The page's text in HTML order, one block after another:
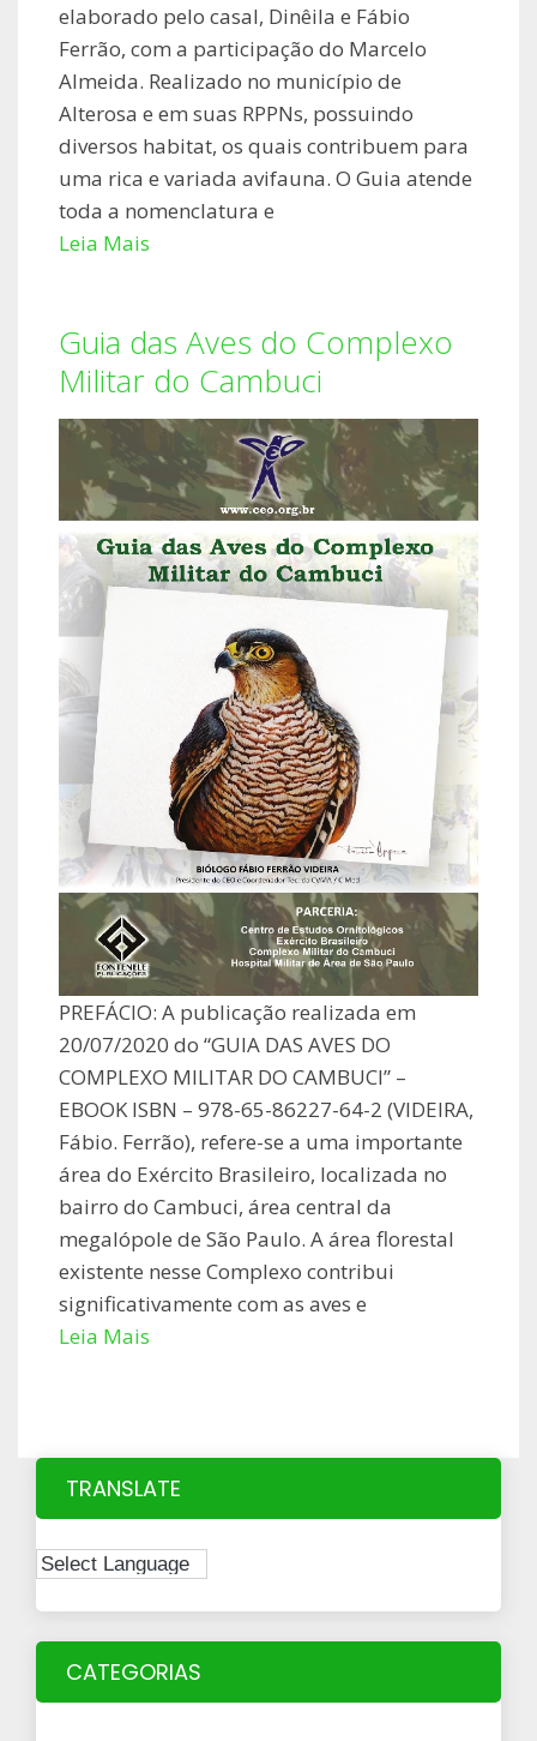
elaborado pelo casal, Dinêila e Fábio
Ferrão, com a participação do Marcelo
Almeida. Realizado no município de
Alterosa e em suas RPPNs, possuindo
diversos habitat, os quais contribuem para
uma rica e variada avifauna. O Guia atende
toda a nomenclatura e
Leia Mais
Guia das Aves do Complexo
Militar do Cambuci
PREFÁCIO: A publicação realizada em
20/07/2020 do “GUIA DAS AVES DO
COMPLEXO MILITAR DO CAMBUCI” –
EBOOK ISBN – 978-65-86227-64-2 (VIDEIRA,
Fábio. Ferrão), refere-se a uma importante
área do Exército Brasileiro, localizada no
bairro do Cambuci, área central da
megalópole de São Paulo. A área florestal
existente nesse Complexo contribui
significativamente com as aves e
Leia Mais
TRANSLATE
CATEGORIAS